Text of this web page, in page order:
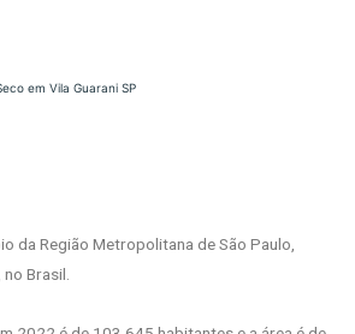
em Vila Guarani SP
da Região Metropolitana de São Paulo,
Brasil.